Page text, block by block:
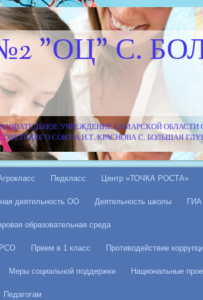
"ОЦ" С.
УЧРЕЖДЕНИЕ САМАРСКОЙ
СОВЕТСКОГО СОЮЗА И.Т. КРАСНОВА С. БОЛЬШАЯ
Педкласс Центр «ТОЧКА РОСТА»
деятельность ОО Деятельность школы ГИА
образовательная среда
Прием в 1 класс Противодействие
Меры социальной поддержки Национальные
Педагогам